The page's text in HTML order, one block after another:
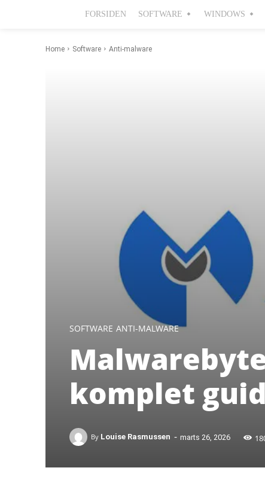
FORSIDEN SOFTWARE WINDOWS
Home Software Anti-malware
SOFTWARE ANTI-MALWARE
komplet
By Louise Rasmussen - marts 26, 2026